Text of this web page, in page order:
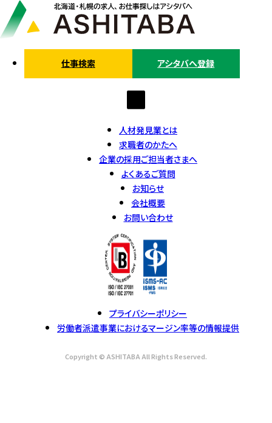
仕事検索 アシタバへ登録
人材発見業とは
求職者のかたへ
企業の採用ご担当者さまへ
よくあるご質問
お知らせ
会社概要
お問い合わせ
プライバシーポリシー
労働者派遣事業におけるマージン率等の情報提供
Copyright © ASHITABA All Rights Reserved.